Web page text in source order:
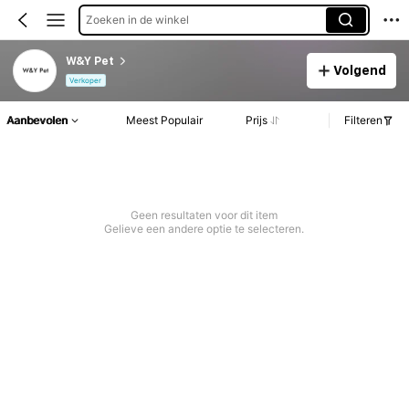
Zoeken in de winkel
W&Y Pet
Verkoper
Volgend
Aanbevolen Meest Populair Prijs Filteren
Geen resultaten voor dit item
Gelieve een andere optie te selecteren.